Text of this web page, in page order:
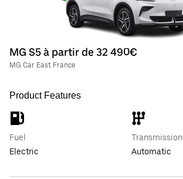
MG S5 à partir de 32 490€
MG Car East France
Product Features
Fuel
Electric
Transmission
Automatic